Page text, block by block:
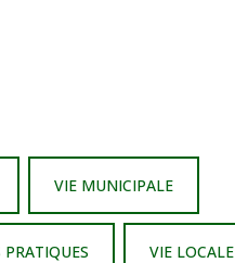
VIE MUNICIPALE
VIE LOCALE